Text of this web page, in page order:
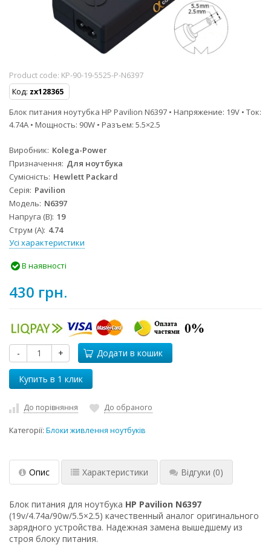
Product code: KP-90-19-5525-P-N6397
Код: zx128365
Блок питания ноутубка HP Pavilion N6397 • Напряжение: 19V • Ток:
4.74A • Мощность: 90W • Разъем: 5.5×2.5
Виробник Kolega-Power
Призначення Для ноутбука
Сумісність Hewlett Packard
Серія Pavilion
Модель N6397
Напруга (В) 19
Струм (А) 4.74
Усі характеристики
В наявності
430 грн.
- + Додати в кошик
До порівняння До обраного
Категорії: Блоки живлення ноутбуків
Опис Характеристики Відгуки (0)
Блок питания для ноутбука HP Pavilion N6397
(19v/4.74a/90w/5.5×2.5) качественный аналог оригинального
зарядного устройства. Надежная замена вышедшему из
строя блоку питания.